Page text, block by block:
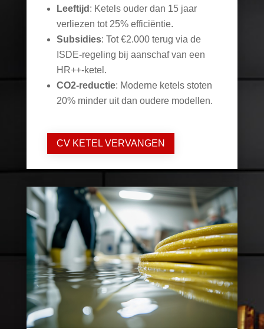
Leeftijd : Ketels ouder dan 15 jaar
verliezen tot 25% efficiëntie.
Subsidies: Tot €2.000 terug via de
ISDE-regeling bij aanschaf van een
HR++-ketel.
CO2-reductie: Moderne ketels stoten
20% minder uit dan oudere modellen.
CV KETEL VERVANGEN